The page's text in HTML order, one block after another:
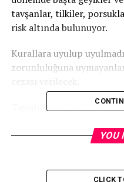
tavşanlar, tilkiler,
risk altında bulunuyor.
Kurallara uyulup
zorunluluğuna
Tannhorn av yasağı
boyunca geçerli olacak.
Yetkililer, vatandaşlara
YOU
CLICK